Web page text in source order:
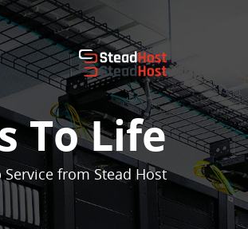
To Life
Service from Stead Host